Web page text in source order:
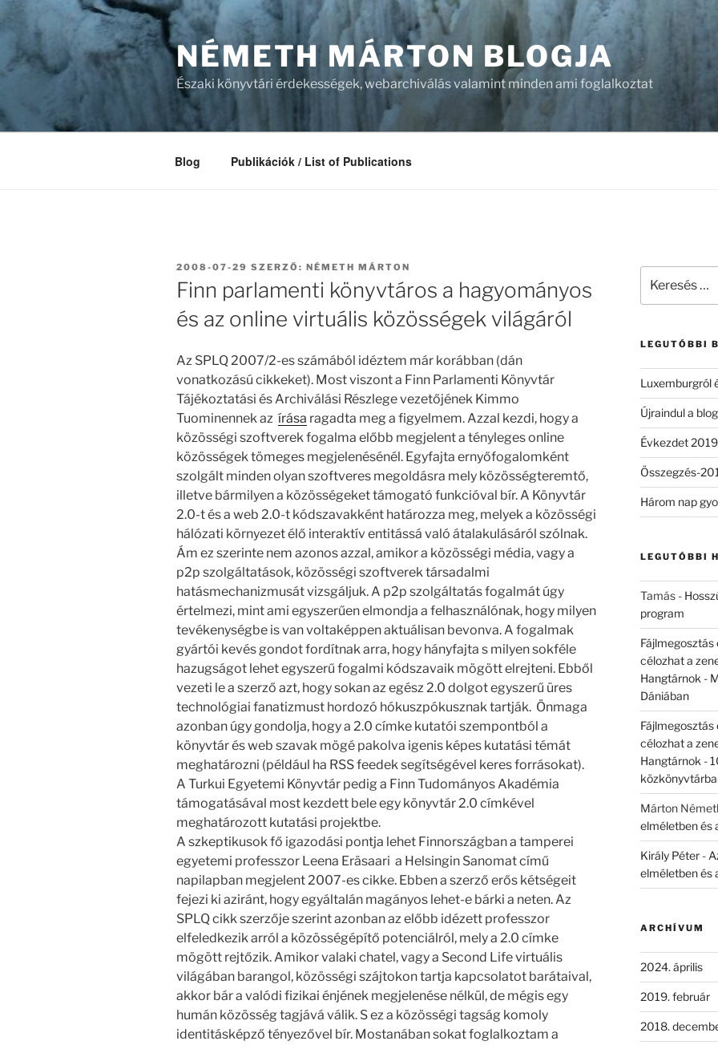
Tartalomhoz
NÉMETH MÁRTON BLOGJA
Északi könyvtári érdekességek, webarchiválás valamint minden ami foglalkoztat
Blog Publikációk / List of Publications
BEKÜLDVE:
2008-07-29 SZERZŐ: NÉMETH MÁRTON
Finn parlamenti könyvtáros a hagyományos
és az online virtuális közösségek világáról
Az SPLQ 2007/2-es számából idéztem már korábban (dán
vonatkozású cikkeket). Most viszont a Finn Parlamenti Könyvtár
Tájékoztatási és Archiválási Részlege vezetőjének Kimmo
Tuominennek az írása ragadta meg a figyelmem. Azzal kezdi, hogy a
közösségi szoftverek fogalma előbb megjelent a tényleges online
közösségek tömeges megjelenésénél. Egyfajta ernyőfogalomként
szolgált minden olyan szoftveres megoldásra mely közösségteremtő,
illetve bármilyen a közösségeket támogató funkcióval bír. A Könyvtár
2.0-t és a web 2.0-t kódszavakként határozza meg, melyek a közösségi
hálózati környezet élő interaktív entitássá való átalakulásáról szólnak.
Ám ez szerinte nem azonos azzal, amikor a közösségi média, vagy a
p2p szolgáltatások, közösségi szoftverek társadalmi
hatásmechanizmusát vizsgáljuk. A p2p szolgáltatás fogalmát úgy
értelmezi, mint ami egyszerűen elmondja a felhasználónak, hogy milyen
tevékenységbe is van voltaképpen aktuálisan bevonva. A fogalmak
gyártói kevés gondot fordítnak arra, hogy hányfajta s milyen sokféle
hazugságot lehet egyszerű fogalmi kódszavaik mögött elrejteni. Ebből
vezeti le a szerző azt, hogy sokan az egész 2.0 dolgot egyszerű üres
technológiai fanatizmust hordozó hókuszpókusznak tartják. Önmaga
azonban úgy gondolja, hogy a 2.0 címke kutatói szempontból a
könyvtár és web szavak mögé pakolva igenis képes kutatási témát
meghatározni (például ha RSS feedek segítségével keres forrásokat).
A Turkui Egyetemi Könyvtár pedig a Finn Tudományos Akadémia
támogatásával most kezdett bele egy könyvtár 2.0 címkével
meghatározott kutatási projektbe.
A szkeptikusok fő igazodási pontja lehet Finnországban a tamperei
egyetemi professzor Leena Eräsaari a Helsingin Sanomat című
napilapban megjelent 2007-es cikke. Ebben a szerző erős kétségeit
fejezi ki aziránt, hogy egyáltalán magányos lehet-e bárki a neten. Az
SPLQ cikk szerzője szerint azonban az előbb idézett professzor
elfeledkezik arról a közösségépítő potenciálról, mely a 2.0 címke
mögött rejtőzik. Amikor valaki chatel, vagy a Second Life virtuális
világában barangol, közösségi szájtokon tartja kapcsolatot barátaival,
akkor bár a valódi fizikai énjének megjelenése nélkül, de mégis egy
humán közösség tagjává válik. S ez a közösségi tagság komoly
identitásképző tényezővel bír. Mostanában sokat foglalkoztam a
következő
LEGUTÓBBI
Luxemburgról
Újraindul a blog
Évkezdet
Összegzés-
Három nap
LEGUTÓBBI
Tamás-
program
Fájlmegosztás
célozhat a
Hangtárnok -
Dániában
Fájlmegosztás
célozhat a
Hangtárnok -
Márton
elméletben és
Király Péter-
elméletben és
ARCHÍVUM
2024. április
2019. február
2018.